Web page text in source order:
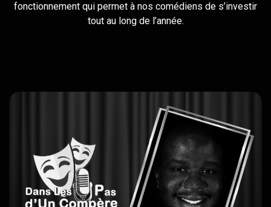
fonctionnement qui permet à nos comédiens de s’investir
tout au long de l’année.